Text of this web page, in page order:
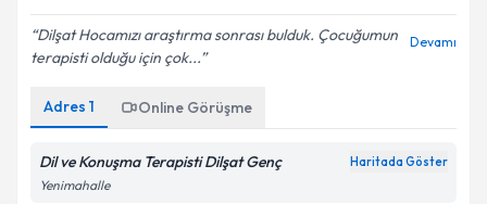
Kişisel verilerimin işlenmesine ilişkin
kapsamda işlenmesini kabul ediyorum.
Dilşat Hocamızı araştırma sonrası bulduk. Çocuğumun
terapisti olduğu için çok...
Devamı
Adres 1 Online Görüşme
Dil ve Konuşma Terapisti Dilşat Genç Haritada Göster
Yenimahalle